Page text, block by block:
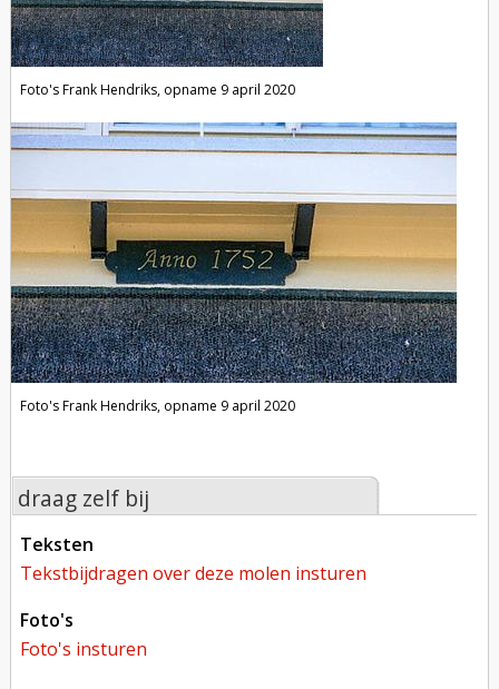
Foto's Frank Hendriks, opname 9 april 2020
Foto's Frank Hendriks, opname 9 april 2020
draag zelf bij
teksten
tekstbijdragen over deze molen insturen
foto's
foto's insturen